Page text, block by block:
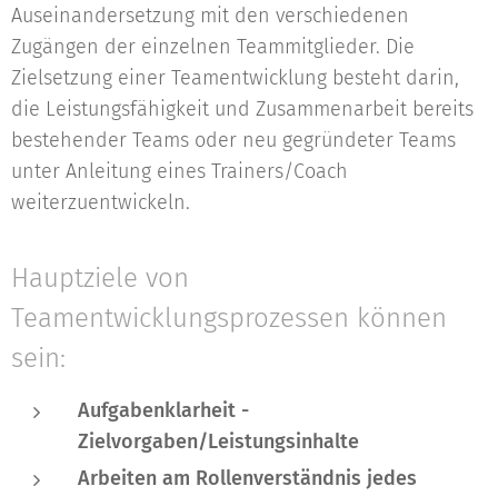
Auseinandersetzung mit den verschiedenen
Zugängen der einzelnen Teammitglieder. Die
Zielsetzung einer Teamentwicklung besteht darin,
die Leistungsfähigkeit und Zusammenarbeit bereits
bestehender Teams oder neu gegründeter Teams
unter Anleitung eines Trainers/Coach
weiterzuentwickeln.
Hauptziele von
Teamentwicklungsprozessen können
sein:
Aufgabenklarheit -
Zielvorgaben/Leistungsinhalte
Arbeiten am Rollenverständnis jedes